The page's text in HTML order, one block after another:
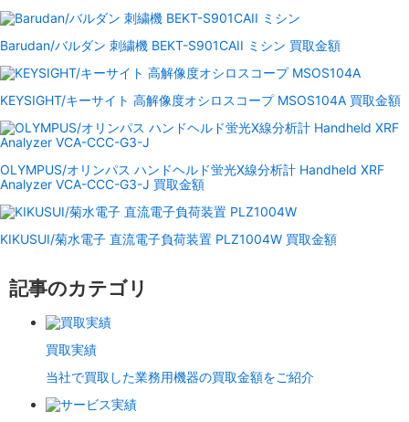
Barudan/バルダン 刺繍機 BEKT-S901CAII ミシン 買取金額
KEYSIGHT/キーサイト 高解像度オシロスコープ MSOS104A 買取金額
OLYMPUS/オリンパス ハンドヘルド蛍光X線分析計 Handheld XRF
Analyzer VCA-CCC-G3-J 買取金額
KIKUSUI/菊水電子 直流電子負荷装置 PLZ1004W 買取金額
記事のカテゴリ
買取実績
当社で買取した業務用機器の買取金額をご紹介